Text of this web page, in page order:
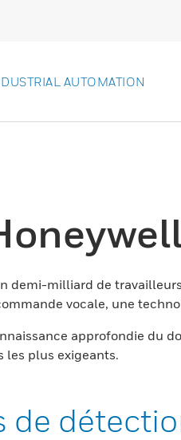
AUTOMATION
demi-milliard de
vocale, une
approfondie du
les plus exigeants.
de